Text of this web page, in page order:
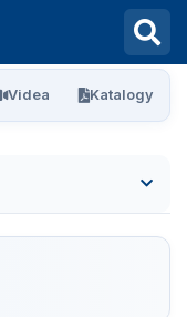
Videa Katalogy